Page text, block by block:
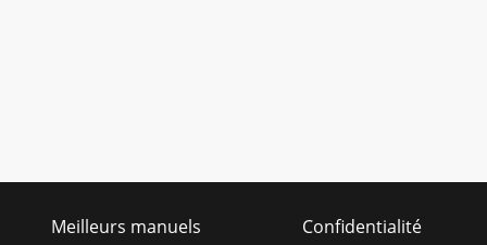
Meilleurs manuels
Confidentialité